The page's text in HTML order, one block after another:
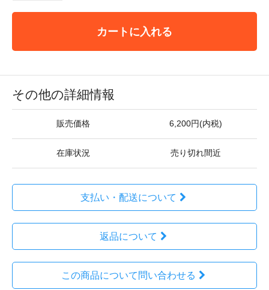
カートに入れる
その他の詳細情報
販売価格 6,200円(内税)
在庫状況 売り切れ間近
支払い・配送について
返品について
この商品について問い合わせる